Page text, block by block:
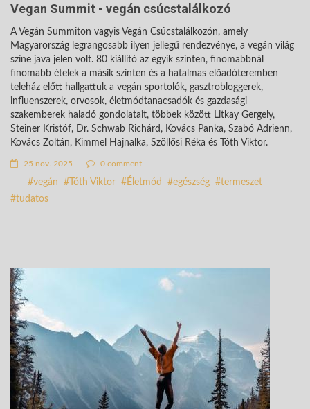
Vegan Summit - vegán csúcstalálkozó
A Vegán Summiton vagyis Vegán Csúcstalálkozón, amely
Magyarország legrangosabb ilyen jellegű rendezvénye, a vegán világ
színe java jelen volt. 80 kiállító az egyik szinten, finomabbnál
finomabb ételek a másik szinten és a hatalmas előadóteremben
teleház előtt hallgattuk a vegán sportolók, gasztrobloggerek,
influenszerek, orvosok, életmódtanacsadók és gazdasági
szakemberek haladó gondolatait, többek között Litkay Gergely,
Steiner Kristóf, Dr. Schwab Richárd, Kovács Panka, Szabó Adrienn,
Kovács Zoltán, Kimmel Hajnalka, Szöllősi Réka és Tóth Viktor.
25 nov. 2025 0 comment
vegán Tóth Viktor Életmód egészség
termeszet
tudatos